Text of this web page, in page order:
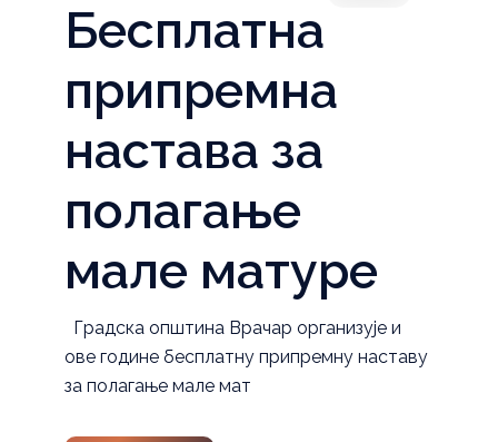
Бесплатна
припремна
настава за
полагање
мале матуре
Градска општина Врачар организује и
ове године бесплатну припремну наставу
за полагање мале мат